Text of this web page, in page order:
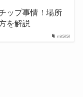
mitSISI
ップ事情！場所
を解説